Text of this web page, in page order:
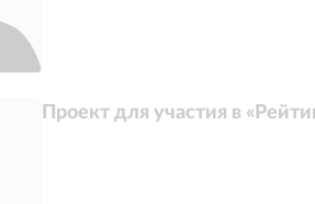
Проект для участия в